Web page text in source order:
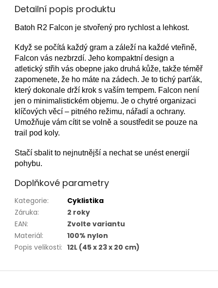
Detailní popis produktu
Batoh R2 Falcon je stvořený pro rychlost a lehkost.
Když se počítá každý gram a záleží na každé vteřině,
Falcon vás nezbrzdí. Jeho kompaktní design a
atletický střih vás obepne jako druhá kůže, takže téměř
zapomenete, že ho máte na zádech. Je to tichý parťák,
který dokonale drží krok s vaším tempem. Falcon není
jen o minimalistickém objemu. Je o chytré organizaci
klíčových věcí – pitného režimu, nářadí a ochrany.
Umožňuje vám cítit se volně a soustředit se pouze na
trail pod koly.
Stačí sbalit to nejnutnější a nechat se unést energií
pohybu.
Doplňkové parametry
Kategorie:
Cyklistika
Záruka:
2 roky
EAN:
Zvolte variantu
Materiál:
100% nylon
Popis velikosti: 12L (45 x 23 x 20 cm)
Z